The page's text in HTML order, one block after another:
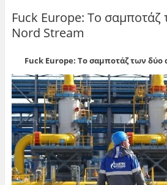
Fuck Europe: Τo
Nord Stream
Fuck Europe: Τo σαμποτάζ των